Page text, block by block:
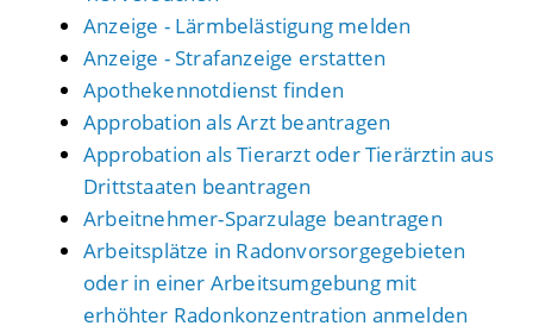
Anzeige - Lärmbelästigung melden
Anzeige - Strafanzeige erstatten
Apothekennotdienst finden
Approbation als Arzt beantragen
Approbation als Tierarzt oder Tierärztin aus
Drittstaaten beantragen
Arbeitnehmer-Sparzulage beantragen
Arbeitsplätze in Radonvorsorgegebieten
oder in einer Arbeitsumgebung mit
erhöhter Radonkonzentration anmelden